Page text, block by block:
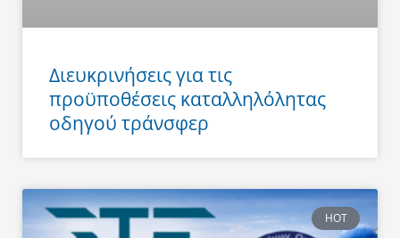
Διευκρινήσεις για τις
προϋποθέσεις καταλληλόλητας
οδηγού τράνσφερ
HOT